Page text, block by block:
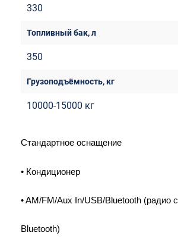
330
350
10000-15000 кг
Стандартное оснащение
• Кондиционер
• AM/FM/Aux In/USB/Bluetooth (радио с
Bluetooth)